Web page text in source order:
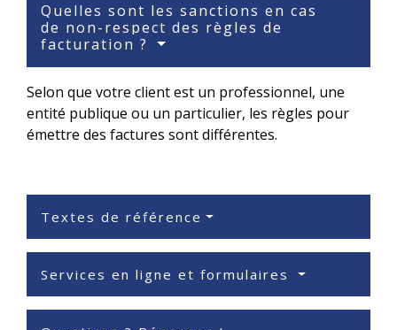
Quelles sont les sanctions en cas
de non-respect des règles de
facturation ?
Selon que votre client est un professionnel, une
entité publique ou un particulier, les règles pour
émettre des factures sont différentes.
Textes de référence
Services en ligne et formulaires